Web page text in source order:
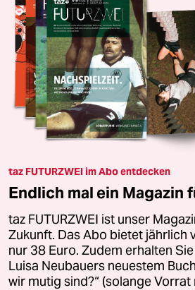
taz FUTURZWEI im Abo entdecken
Endlich mal ein Magazin
taz FUTURZWEI ist unser
Zukunft. Das Abo bietet jährlich
nur 38 Euro. Zudem erhalten
Luisa Neubauers neuestem
wir mutig sind?“ (solange Vorrat